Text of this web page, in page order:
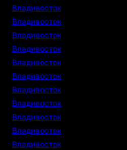
Владивосток
Владивосток
Владивосток
Владивосток
Владивосток
Владивосток
Владивосток
Владивосток
Владивосток
Владивосток
Владивосток